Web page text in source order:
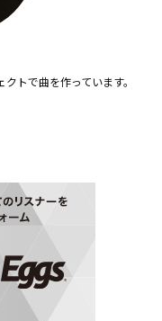
トで曲を作っています。